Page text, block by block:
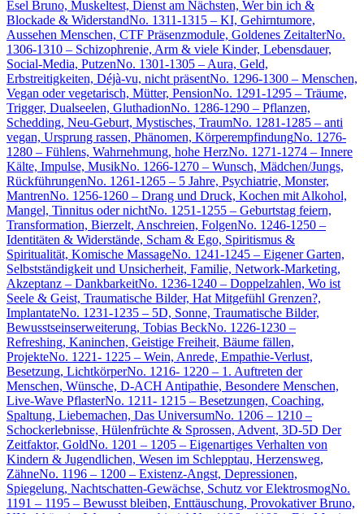
Esel Bruno, Muskeltest, Dienst am Nächsten, Wer bin ich &
Blockade & WiderstandNo. 1311-1315 – KI, Gehirntumore,
Aussehen Menschen, CTF Präsenzmodule, Goldenes ZeitalterNo.
1306-1310 – Schizophrenie, Arm & viele Kinder, Lebensdauer,
Social-Media, PutzenNo. 1301-1305 – Aura, Geld,
Erbstreitigkeiten, Déjà-vu, nicht präsentNo. 1296-1300 – Menschen,
Vegan oder vegetarisch, Mütter, PensionNo. 1291-1295 – Träume,
Trigger, Dualseelen, GluthadionNo. 1286-1290 – Pflanzen,
Schedding, Neu-Geburt, Mystisches, TraumNo. 1281-1285 – anti
vegan, Ursprung rassen, Phänomen, KörperempfindungNo. 1276-
1280 – Fühlens, Wahrnehmung, hohe HerzNo. 1271-1274 – Innere
Kälte, Impulse, MusikNo. 1266-1270 – Wunsch, Mädchen/Jungs,
RückführungenNo. 1261-1265 – 5 Jahre, Psychiatrie, Monster,
MantrenNo. 1256-1260 – Drang und Druck, Kochen mit Alkohol,
Mangel, Tinnitus oder nichtNo. 1251-1255 – Geburtstag feiern,
Transformation, Bierzelt, Anschreien, FolgenNo. 1246-1250 –
Identitäten & Widerstände, Scham & Ego, Spiritismus &
Spiritualität, Komische MassageNo. 1241-1245 – Eigener Garten,
Selbstständigkeit und Unsicherheit, Familie, Network-Marketing,
Akzeptanz – DankbarkeitNo. 1236-1240 – Doppelzahlen, Wo ist
Seele & Geist, Traumatische Bilder, Hat Mitgefühl Grenzen?,
ImplantateNo. 1231-1235 – 5D, Sonne, Traumatische Bilder,
Bewusstseinserweiterung, Tobias BeckNo. 1226-1230 –
Refreshing, Kaninchen, Geistige Freiheit, Bäume fällen,
ProjekteNo. 1221- 1225 – Wein, Anrede, Empathie-Verlust,
Besetzung, LichtkörperNo. 1216- 1220 – 1. Auftreten der
Menschen, Wünsche, D-ACH Antipathie, Besondere Menschen,
Live-Wave PflasterNo. 1211- 1215 – Besetzungen, Coaching,
Spaltung, Liebemachen, Das UniversumNo. 1206 – 1210 –
Schockerlebnisse, Hülenfrüchte & Sprossen, Advent, 3D-5D Der
Zeitfaktor, GoldNo. 1201 – 1205 – Eigenartiges Verhalten von
Kindern & Jugendlichen, Wesen im Schlepptau, Herzensweg,
ZähneNo. 1196 – 1200 – Existenz-Angst, Depressionen,
Spiegelung, Nachtschatten-Gewächse, Schutz vor ElektrosmogNo.
1191 – 1195 – Bewusst bleiben, Enttäuschung, Provokativer Bruno,